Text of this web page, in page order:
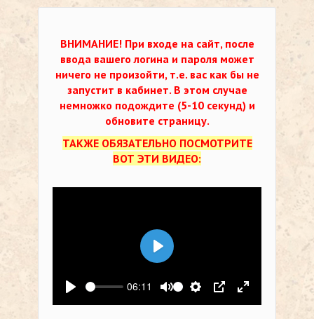
ВНИМАНИЕ! При входе на сайт, после
ввода вашего логина и пароля может
ничего не произойти, т.е. вас как бы не
запустит в кабинет. В этом случае
немножко подождите (5-10 секунд) и
обновите страницу.
ТАКЖЕ ОБЯЗАТЕЛЬНО ПОСМОТРИТЕ
ВОТ ЭТИ ВИДЕО:
Воспроизвести
06:11
Выключить звук
Настройки
PIP На весь
Воспроизвести